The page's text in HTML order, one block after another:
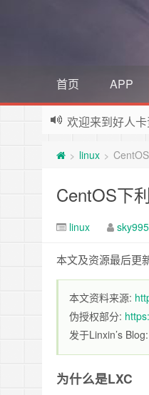
首页 APP
欢迎来到好人
> linux >
CentOS下
linux sky995
本文及资源最后更
本文资料来源:
伪授权部分:
发于Linxin’s Blog:
为什么是LXC